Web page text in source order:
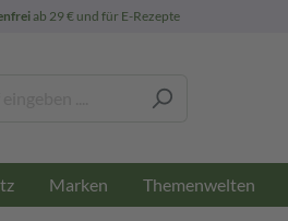
ab 29 € und für E-Rezepte
Marken Themenwelten